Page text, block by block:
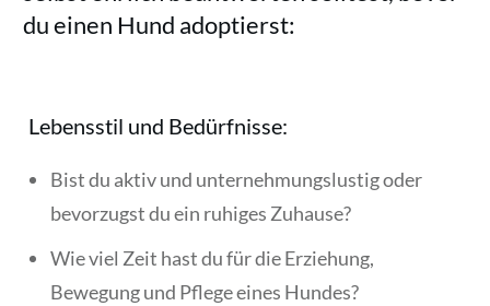
du einen Hund adoptierst:
Lebensstil und Bedürfnisse:
Bist du aktiv und unternehmungslustig oder
bevorzugst du ein ruhiges Zuhause?
Wie viel Zeit hast du für die Erziehung,
Bewegung und Pflege eines Hundes?